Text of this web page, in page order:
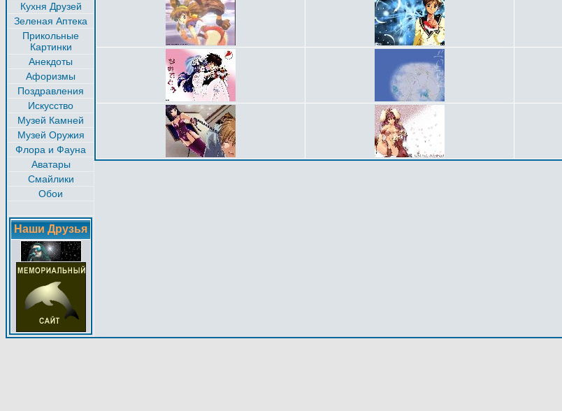
Кухня Друзей
Зеленая Аптека
Прикольные
Картинки
Анекдоты
Афоризмы
Поздравления
Искусство
Музей Камней
Музей Оружия
Флора и Фауна
Аватары
Смайлики
Обои
Наши Друзья